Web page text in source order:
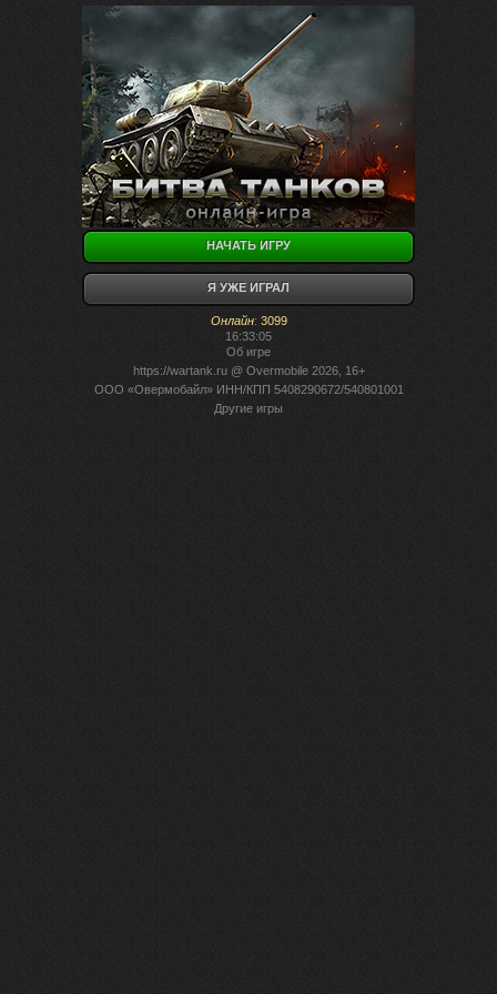
НАЧАТЬ ИГРУ
Я УЖЕ ИГРАЛ
Онлайн: 3099
16:33:05
Об игре
https://wartank.ru@ Overmobile 2026, 16+
ООО «Овермобайл» ИНН/КПП 5408290672/540801001
Другие игры